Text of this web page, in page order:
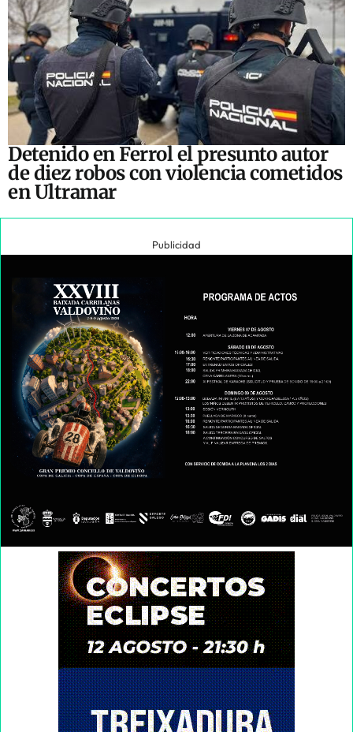
Detenido en Ferrol el presunto autor
de diez robos con violencia cometidos
en Ultramar
Publicidad